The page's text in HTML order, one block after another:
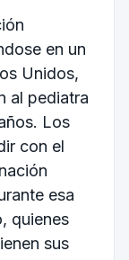
en un
Unidos,
al pediatra
Los
con el
esa
quienes
sus